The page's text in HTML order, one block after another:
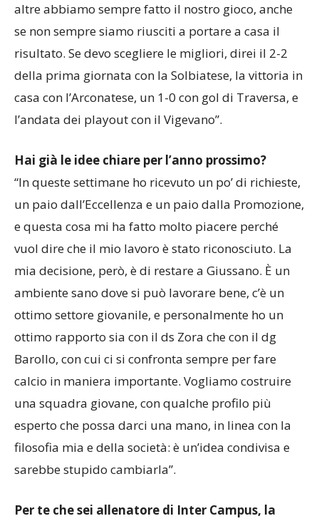
l’Altabrianza e il ritorno con l’Arcellasco; in tutte le
altre abbiamo sempre fatto il nostro gioco, anche
se non sempre siamo riusciti a portare a casa il
risultato. Se devo scegliere le migliori, direi il 2-2
della prima giornata con la Solbiatese, la vittoria in
casa con l’Arconatese, un 1-0 con gol di Traversa, e
Hai già le idee chiare per l’anno prossimo?
“In queste settimane ho ricevuto un po’ di richieste,
un paio dall’Eccellenza e un paio dalla Promozione,
e questa cosa mi ha fatto molto piacere perché
vuol dire che il mio lavoro è stato riconosciuto. La
mia decisione, però, è di restare a Giussano. È un
ambiente sano dove si può lavorare bene, c’è un
ottimo settore giovanile, e personalmente ho un
ottimo rapporto sia con il ds Zora che con il dg
Barollo, con cui ci si confronta sempre per fare
calcio in maniera importante. Vogliamo costruire
una squadra giovane, con qualche profilo più
esperto che possa darci una mano, in linea con la
filosofia mia e della società: è un’idea condivisa e